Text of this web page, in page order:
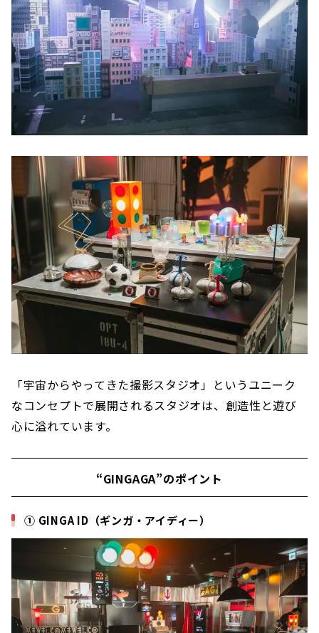
「宇宙からやってきた撮影スタジオ」というユニーク
なコンセプトで展開されるスタジオは、創造性と遊び
心に溢れています。
“GINGAGA”のポイント
① GINGA ID（ギンガ・アイディー）